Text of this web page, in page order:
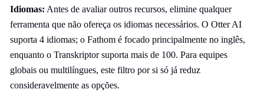
Idiomas: Antes de avaliar outros recursos, elimine qualquer
ferramenta que não ofereça os idiomas necessários. O Otter AI
suporta 4 idiomas; o Fathom é focado principalmente no inglês,
enquanto o Transkriptor suporta mais de 100. Para equipes
globais ou multilíngues, este filtro por si só já reduz
consideravelmente as opções.